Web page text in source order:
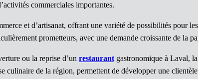
commerciales importantes.
et d’artisanat, offrant une variété de possibilités pour les
prometteurs, avec une demande croissante de la
ou la reprise d’un restaurant gastronomique à Laval,
culinaire de la région, permettent de développer une